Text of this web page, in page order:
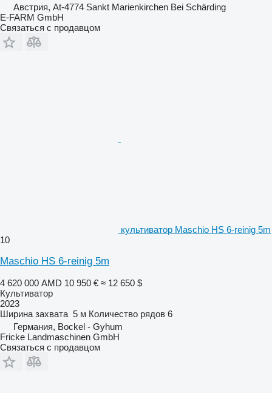
Австрия, At-4774 Sankt Marienkirchen Bei Schärding
E-FARM GmbH
Связаться с продавцом
культиватор Maschio HS 6-reinig 5m
10
Maschio HS 6-reinig 5m
4 620 000 AMD 10 950 € ≈ 12 650 $
Культиватор
2023
Ширина захвата 5 м Количество рядов 6
Германия, Bockel - Gyhum
Fricke Landmaschinen GmbH
Связаться с продавцом